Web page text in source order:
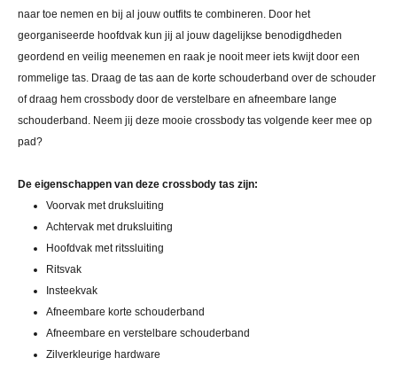
naar toe nemen en bij al jouw outfits te combineren. Door het
georganiseerde hoofdvak kun jij al jouw dagelijkse benodigdheden
geordend en veilig meenemen en raak je nooit meer iets kwijt door een
rommelige tas. Draag de tas aan de korte schouderband over de schouder
of draag hem crossbody door de verstelbare en afneembare lange
schouderband. Neem jij deze mooie crossbody tas volgende keer mee op
pad?
De eigenschappen van deze crossbody tas zijn:
Voorvak met druksluiting
Achtervak met druksluiting
Hoofdvak met ritssluiting
Ritsvak
Insteekvak
Afneembare korte schouderband
Afneembare en verstelbare schouderband
Zilverkleurige hardware